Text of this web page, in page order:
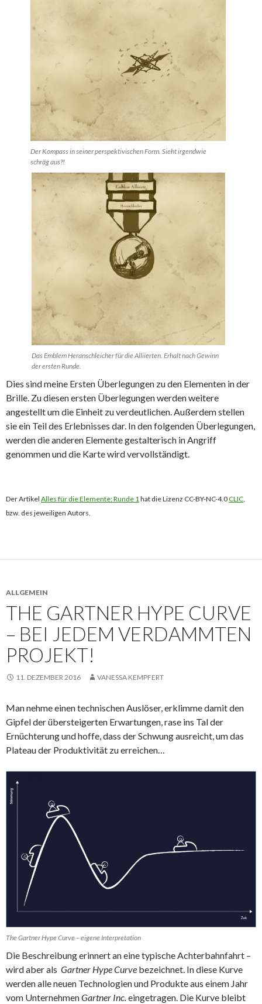
Der Kompass in seiner perspektivischen Form. Sieht irgendwie
schräg aus?!
Das Emblem Heranschleicher für die Alliierten. Erhalt nach Gewinn
der ersten Runde.
Dies sind meine Ersten Überlegungen zu den Elementen in der
Brille. Zu diesen ersten Überlegungen werden weitere
angestellt um die Einheit zu verdeutlichen. Außerdem stellen
sie ein Teil des Erlebnisses dar. In den folgenden Überlegungen,
werden die anderen Elemente gestalterisch in Angriff
genommen und die Karte wird vervollständigt.
Der Artikel Alles für die Elemente: Runde 1 hat die Lizenz CC-BY-NC-4.0CLIC
bzw. des jeweiligen Autors.
ALLGEMEIN
THE GARTNER HYPE CURVE
– BEI JEDEM VERDAMMTEN
PROJEKT!
11. DEZEMBER 2016 VANESSA KEMPFERT
Man nehme einen technischen Auslöser, erklimme damit den
Gipfel der übersteigerten Erwartungen, rase ins Tal der
Ernüchterung und hoffe, dass der Schwung ausreicht, um das
Plateau der Produktivität zu erreichen…
The Gartner Hype Curve – eigene Interpretation
Die Beschreibung erinnert an eine typische Achterbahnfahrt –
wird aber als Gartner Hype Curve bezeichnet. In diese Kurve
werden alle neuen Technologien und Produkte aus einem Jahr
vom UnternehmenGartner Inc.eingetragen. Die Kurve bleibt